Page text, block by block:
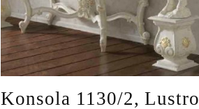
Konsola 1130/2, Lustro